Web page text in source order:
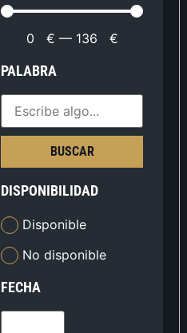
0 € — 136 €
PALABRA
BUSCAR
DISPONIBILIDAD
Disponible
No disponible
FECHA